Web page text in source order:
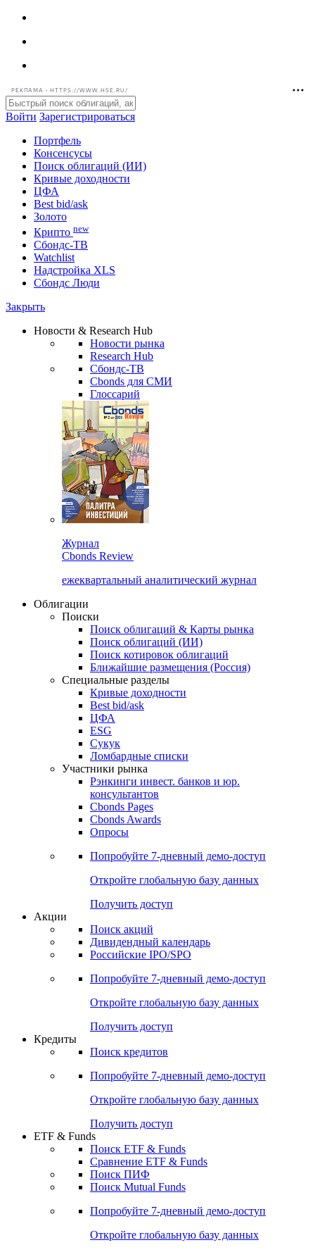
РЕКЛАМА • HTTPS://WWW.HSE.RU/
Войти Зарегистрироваться
Портфель
Консенсусы
Поиск облигаций (ИИ)
Кривые доходности
ЦФА
Best bid/ask
Золото
Крипто new
Watchlist
Сбондс Люди
Новости & Research Hub
Новости рынка
Research Hub
Сбондс-ТВ
Cbonds для СМИ
Глоссарий
Cbonds Review
ежеквартальный аналитический журнал
Облигации
Поиски
Поиск облигаций & Карты рынка
Поиск облигаций (ИИ)
Поиск котировок облигаций
Ближайшие размещения (Россия)
Специальные разделы
Кривые доходности
Best bid/ask
ЦФА
ESG
Сукук
Ломбардные списки
Участники рынка
Рэнкинги инвест. банков и юр.
Cbonds Pages
Опросы
Попробуйте7-дневный
Откройте глобальную базу данных
Получить доступ
Поиск акций
Российские IPO/SPO
Попробуйте7-дневный
Откройте глобальную базу данных
Получить доступ
Поиск кредитов
Попробуйте7-дневный
Откройте глобальную базу данных
Получить доступ
ETF & Funds
Сравнение ETF & Funds
Поиск Mutual Funds